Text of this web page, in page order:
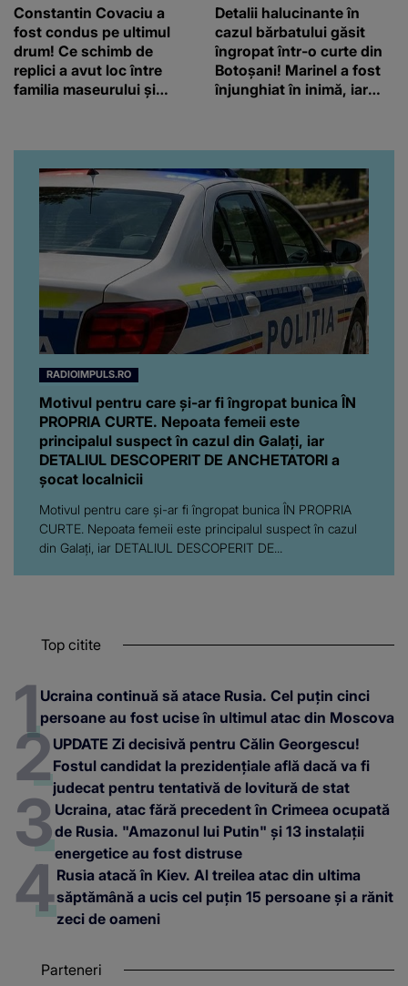
Constantin Covaciu a
fost condus pe ultimul
drum! Ce schimb de
replici a avut loc între
familia maseurului și
obrazul.”
Detalii halucinante în
cazul bărbatului găsit
îngropat într-o curte din
Botoșani! Marinel a fost
înjunghiat în inimă, iar
RADIOIMPULS.RO
Motivul pentru care și-ar fi îngropat bunica ÎN
PROPRIA CURTE. Nepoata femeii este
principalul suspect în cazul din Galați, iar
DETALIUL DESCOPERIT DE ANCHETATORI a
șocat localnicii
Motivul pentru care și-ar fi îngropat bunica ÎN PROPRIA
CURTE. Nepoata femeii este principalul suspect în cazul
din Galați, iar DETALIUL DESCOPERIT DE...
Top citite
Ucraina continuă să atace Rusia. Cel puțin cinci
persoane au fost ucise în ultimul atac din Moscova
UPDATE Zi decisivă pentru Călin Georgescu!
Fostul candidat la prezidențiale află dacă va fi
judecat pentru tentativă de lovitură de stat
Ucraina, atac fără precedent în Crimeea ocupată
de Rusia. "Amazonul lui Putin" și 13 instalații
energetice au fost distruse
Rusia atacă în Kiev. Al treilea atac din ultima
săptămână a ucis cel puțin 15 persoane și a rănit
zeci de oameni
Parteneri